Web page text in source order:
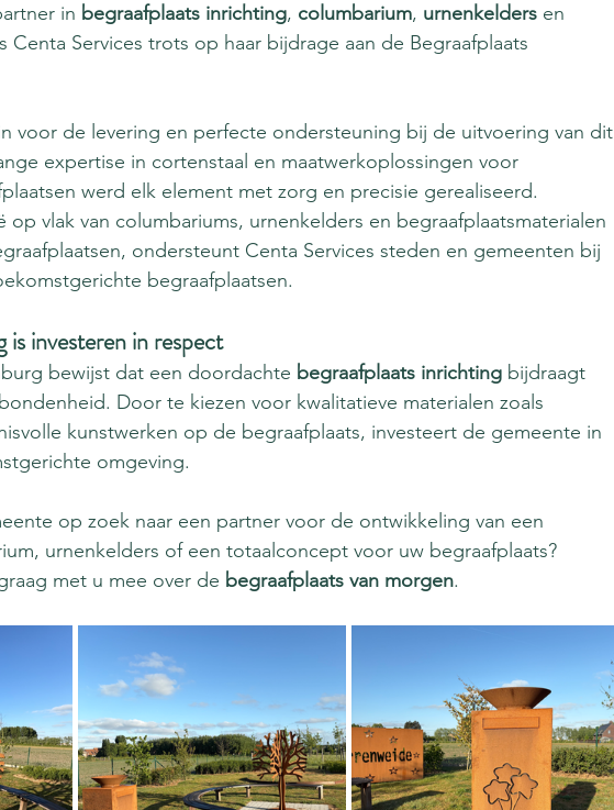
in begraafplaats inrichting, columbarium, urnenkelders en
Centa Services trots op haar bijdrage aan de Begraafplaats
voor de levering en perfecte ondersteuning bij de uitvoering van dit
expertise in cortenstaal en maatwerkoplossingen voor
werd elk element met zorg en precisie gerealiseerd.
op vlak van columbariums, urnenkelders en begraafplaatsmaterialen
ondersteunt Centa Services steden en gemeenten bij
begraafplaatsen.
is investeren in respect
bewijst dat een doordachte begraafplaats inrichting bijdraagt
Door te kiezen voor kwalitatieve materialen zoals
kunstwerken op de begraafplaats, investeert de gemeente in
omgeving.
op zoek naar een partner voor de ontwikkeling van een
urnenkelders of een totaalconcept voor uw begraafplaats?
met u mee over de begraafplaats van morgen.